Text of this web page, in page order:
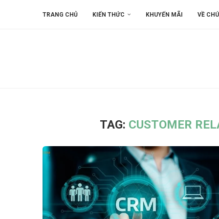
TRANG CHỦ KIẾN THỨC KHUYẾN MÃI VỀ
TAG: CUSTOMER